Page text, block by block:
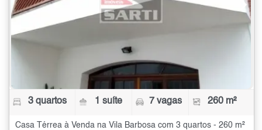
3 quartos 1 suíte 7 vagas 260 m²
Casa Térrea à Venda na Vila Barbosa com 3 quartos - 260 m²